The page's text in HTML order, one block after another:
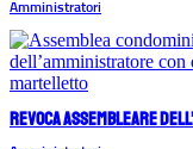
Amministratori
Revoca assembleare